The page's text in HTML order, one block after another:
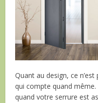
Quant au design, ce
qui compte quand
quand votre serrure est